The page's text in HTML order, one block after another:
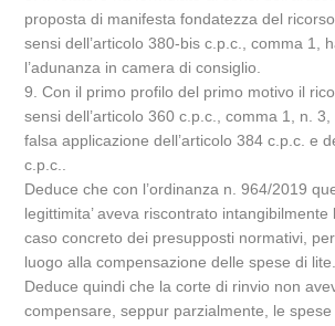
proposta di manifesta fondatezza del
sensi dell’articolo 380-bis c.p.c., comma 1,
l’adunanza in camera di consiglio.
9. Con il primo profilo del primo motivo il
sensi dell’articolo 360 c.p.c., comma 1, n.
falsa applicazione dell’articolo 384 c.p.c. e
c.p.c..
Deduce che con l’ordinanza n. 964/2019
legittimita’ aveva riscontrato intangibilmente
caso concreto dei presupposti normativi,
luogo alla compensazione delle spese di lite.
Deduce quindi che la corte di rinvio non
compensare, seppur parzialmente, le spese